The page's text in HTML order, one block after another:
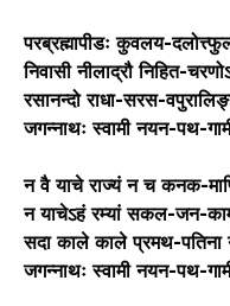
परब्रह्मापीडः कुवलय-
निवासी नीलाद्रौ निहित-
रसानन्दो राधा-सरस-
जगन्नाथः स्वामी नयन-पथ-
न वै याचे राज्यं न च कनक-
न याचेऽहं रम्यां सकल-जन-
सदा काले काले प्रमथ-पतिना
जगन्नाथः स्वामी नयन-पथ-